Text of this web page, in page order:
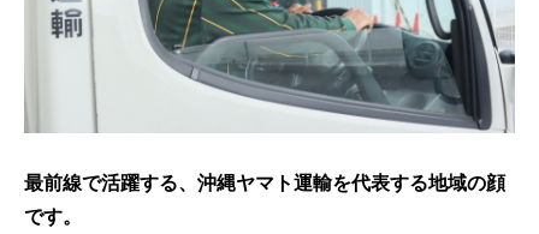
最前線で活躍する、沖縄ヤマト運輸を代表する地域の顔
です。